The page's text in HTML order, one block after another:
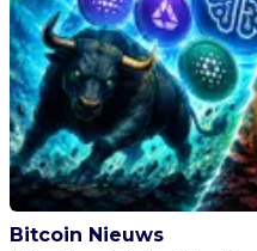
Bitcoin Nieuws